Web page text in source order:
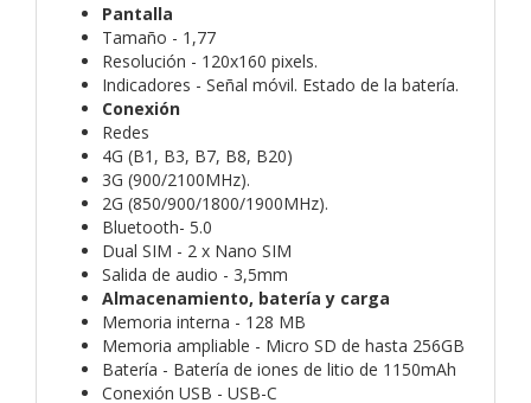
Pantalla
Tamaño - 1,77
Resolución - 120x160 pixels.
Indicadores - Señal móvil. Estado de la batería.
Conexión
Redes
4G (B1, B3, B7, B8, B20)
3G (900/2100MHz).
2G (850/900/1800/1900MHz).
Bluetooth- 5.0
Dual SIM - 2 x Nano SIM
Salida de audio - 3,5mm
Almacenamiento, batería y carga
Memoria interna - 128 MB
Memoria ampliable - Micro SD de hasta 256GB
Batería - Batería de iones de litio de 1150mAh
Conexión USB - USB-C